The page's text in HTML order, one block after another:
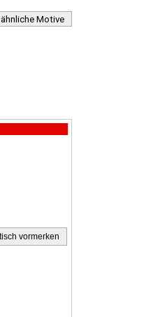
ähnliche Motive